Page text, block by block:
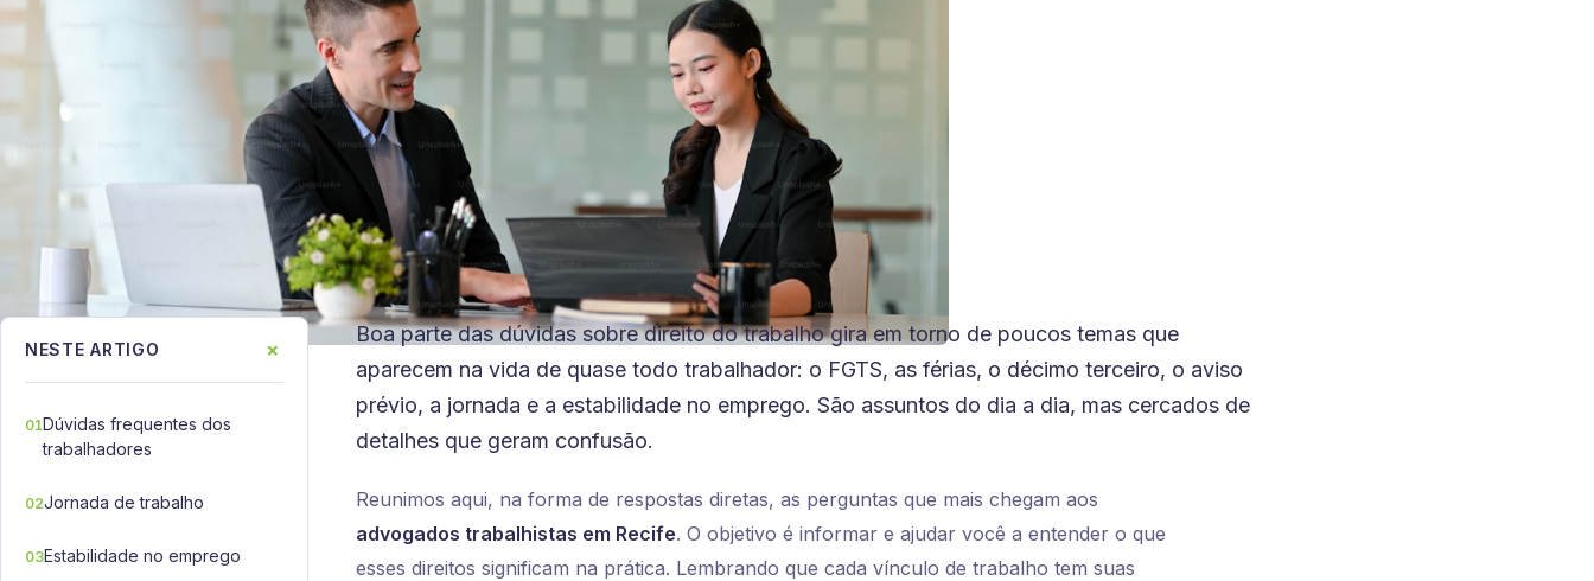
NESTE ARTIGO +
01Dúvidas frequentes dos
trabalhadores
02Jornada de trabalho
03Estabilidade no emprego
Boa parte das dúvidas sobre direito do trabalho gira em torno de poucos temas que
aparecem na vida de quase todo trabalhador: o FGTS, as férias, o décimo terceiro, o aviso
prévio, a jornada e a estabilidade no emprego. São assuntos do dia a dia, mas cercados de
detalhes que geram confusão.
Reunimos aqui, na forma de respostas diretas, as perguntas que mais chegam aos
advogados trabalhistas em Recife. O objetivo é informar e ajudar você a entender o que
esses direitos significam na prática. Lembrando que cada vínculo de trabalho tem suas